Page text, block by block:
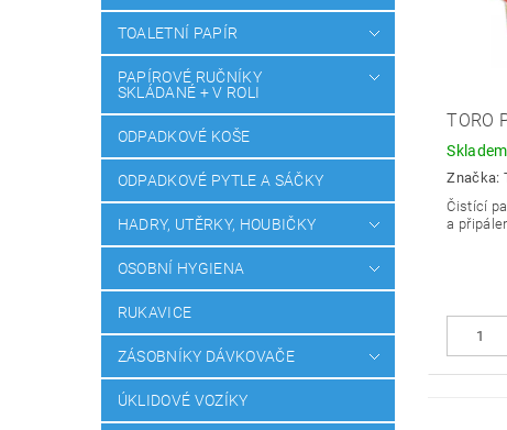
TOALETNÍ PAPÍR
PAPÍROVÉ RUČNÍKY
SKLÁDANÉ + V ROLI
ODPADKOVÉ KOŠE
ODPADKOVÉ PYTLE A SÁČKY
HADRY, UTĚRKY, HOUBIČKY
OSOBNÍ HYGIENA
RUKAVICE
ZÁSOBNÍKY DÁVKOVAČE
ÚKLIDOVÉ VOZÍKY
TORO
Skladem
Značka:
Čistící
a